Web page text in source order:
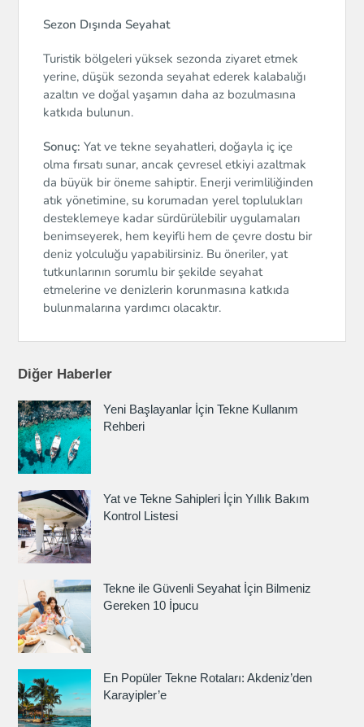
Sezon Dışında Seyahat
Turistik bölgeleri yüksek sezonda ziyaret etmek
yerine, düşük sezonda seyahat ederek kalabalığı
azaltın ve doğal yaşamın daha az bozulmasına
katkıda bulunun.
Sonuç: Yat ve tekne seyahatleri, doğayla iç içe
olma fırsatı sunar, ancak çevresel etkiyi azaltmak
da büyük bir öneme sahiptir. Enerji verimliliğinden
atık yönetimine, su korumadan yerel toplulukları
desteklemeye kadar sürdürülebilir uygulamaları
benimseyerek, hem keyifli hem de çevre dostu bir
deniz yolculuğu yapabilirsiniz. Bu öneriler, yat
tutkunlarının sorumlu bir şekilde seyahat
etmelerine ve denizlerin korunmasına katkıda
bulunmalarına yardımcı olacaktır.
Diğer Haberler
Yeni Başlayanlar İçin Tekne Kullanım
Rehberi
Yat ve Tekne Sahipleri İçin Yıllık Bakım
Kontrol Listesi
Tekne ile Güvenli Seyahat İçin Bilmeniz
Gereken 10 İpucu
En Popüler Tekne Rotaları: Akdeniz’den
Karayipler’e